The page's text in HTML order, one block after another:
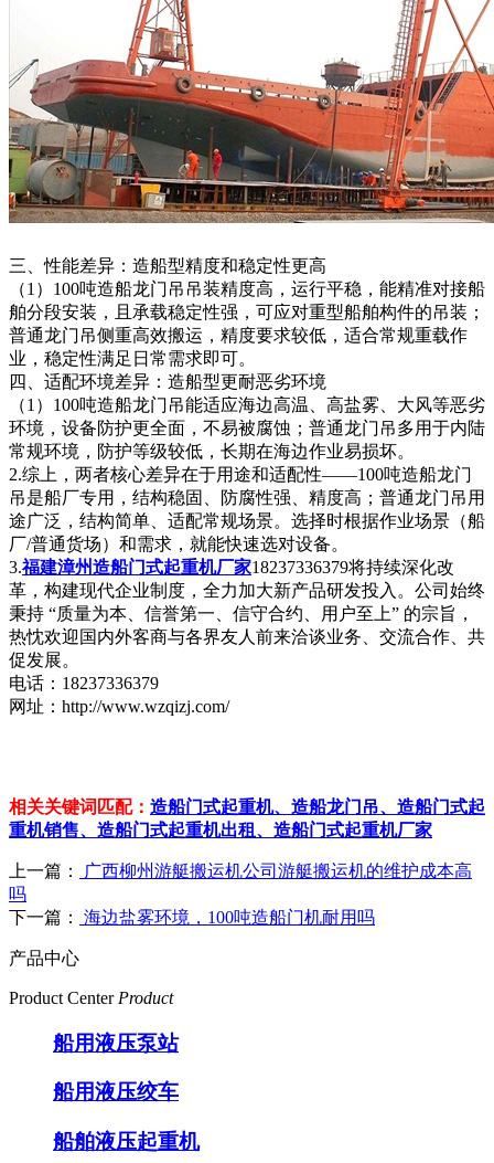
三、性能差异：造船型精度和稳定性更高
（1）100吨造船龙门吊吊装精度高，运行平稳，能精准对接船
舶分段安装，且承载稳定性强，可应对重型船舶构件的吊装；
普通龙门吊侧重高效搬运，精度要求较低，适合常规重载作
业，稳定性满足日常需求即可。
四、适配环境差异：造船型更耐恶劣环境
（1）100吨造船龙门吊能适应海边高温、高盐雾、大风等恶劣
环境，设备防护更全面，不易被腐蚀；普通龙门吊多用于内陆
常规环境，防护等级较低，长期在海边作业易损坏。
2.综上，两者核心差异在于用途和适配性——100吨造船龙门
吊是船厂专用，结构稳固、防腐性强、精度高；普通龙门吊用
途广泛，结构简单、适配常规场景。选择时根据作业场景（船
厂/普通货场）和需求，就能快速选对设备。
3.福建漳州造船门式起重机厂家18237336379将持续深化改
革，构建现代企业制度，全力加大新产品研发投入。公司始终
秉持 “质量为本、信誉第一、信守合约、用户至上” 的宗旨，
热忱欢迎国内外客商与各界友人前来洽谈业务、交流合作、共
促发展。
电话：18237336379
网址：http://www.wzqizj.com/
相关关键词匹配： 造船门式起重机、造船龙门吊、造船门式起
重机销售、造船门式起重机出租、造船门式起重机厂家
上一篇：
广西柳州游艇搬运机公司游艇搬运机的维护成本高
吗
下一篇：
海边盐雾环境，100吨造船门机耐用吗
产品中心
Product Center Product
船用液压泵站
船用液压绞车
船舶液压起重机